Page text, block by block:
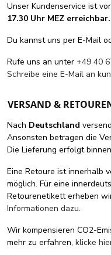
Unser Kundenservice ist
17.30 Uhr MEZ erreichbar.
Du kannst uns per E-Mail
Rufe uns an unter +49 40
Schreibe eine E-Mail an
VERSAND &
Nach Deutschland
Ansonsten betragen die
Die Lieferung erfolgt
Eine Retoure ist innerhalb
möglich. Für eine
Retourenetikett erheben
Informationen dazu.
Wir kompensieren CO2-
mehr zu erfahren, klicke